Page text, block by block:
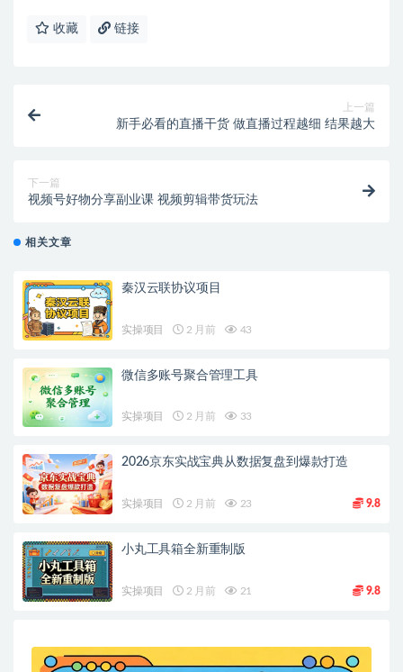
收藏 链接
上一篇
新手必看的直播干货 做直播过程越细 结果越大
下一篇
视频号好物分享副业课 视频剪辑带货玩法
相关文章
秦汉云联协议项目
实操项目 2 月前 43
微信多账号聚合管理工具
实操项目 2 月前 33
2026京东实战宝典从数据复盘到爆款打造
实操项目 2 月前 23 9.8
小丸工具箱全新重制版
实操项目 2 月前 21 9.8